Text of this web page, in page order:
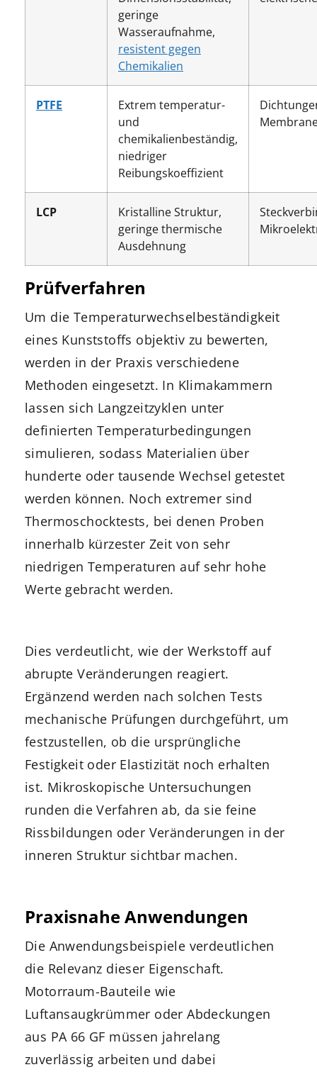
geringe
Wasseraufnahme,
resistent gegen
Chemikalien
PTFE
Extrem temperatur-
und
chemikalienbeständig,
niedriger
Reibungskoeffizient
LCP
Kristalline Struktur,
geringe thermische
Ausdehnung
Prüfverfahren
Um die Temperaturwechselbeständigkeit
eines Kunststoffs objektiv zu bewerten,
werden in der Praxis verschiedene
Methoden eingesetzt. In Klimakammern
lassen sich Langzeitzyklen unter
definierten Temperaturbedingungen
simulieren, sodass Materialien über
hunderte oder tausende Wechsel getestet
werden können. Noch extremer sind
Thermoschocktests, bei denen Proben
innerhalb kürzester Zeit von sehr
niedrigen Temperaturen auf sehr hohe
Werte gebracht werden.
Dies verdeutlicht, wie der Werkstoff auf
abrupte Veränderungen reagiert.
Ergänzend werden nach solchen Tests
mechanische Prüfungen durchgeführt, um
festzustellen, ob die ursprüngliche
Festigkeit oder Elastizität noch erhalten
ist. Mikroskopische Untersuchungen
runden die Verfahren ab, da sie feine
Rissbildungen oder Veränderungen in der
inneren Struktur sichtbar machen.
Praxisnahe Anwendungen
Die Anwendungsbeispiele verdeutlichen
die Relevanz dieser Eigenschaft.
Motorraum-Bauteile wie
Luftansaugkrümmer oder Abdeckungen
aus PA 66 GF müssen jahrelang
zuverlässig arbeiten und dabei